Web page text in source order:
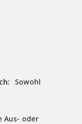
Sowohl
Aus- oder